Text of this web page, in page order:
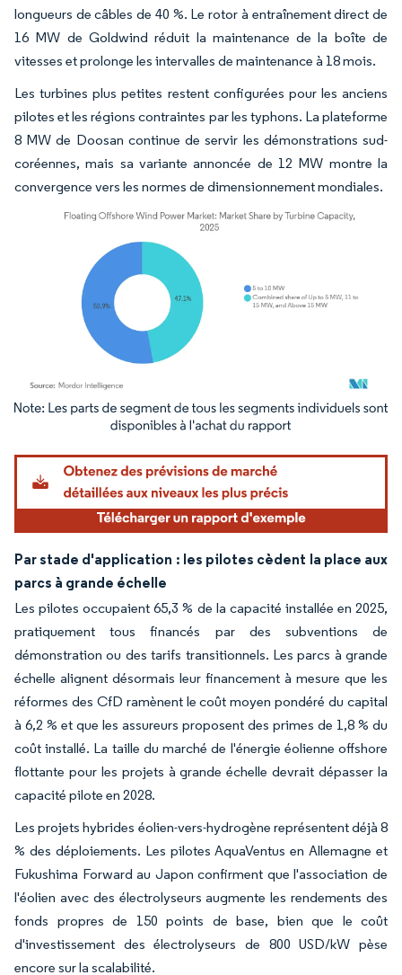
longueurs de câbles de 40 %. Le rotor à entraînement direct de
16 MW de Goldwind réduit la maintenance de la boîte de
vitesses et prolonge les intervalles de maintenance à 18 mois.
Les turbines plus petites restent configurées pour les anciens
pilotes et les régions contraintes par les typhons. La plateforme
8 MW de Doosan continue de servir les démonstrations sud-
coréennes, mais sa variante annoncée de 12 MW montre la
convergence vers les normes de dimensionnement mondiales.
Image © Mordor Intelligence. La réutilisation nécessite une attribution sous CC BY
Par stade d'application : les pilotes cèdent la place aux
parcs à grande échelle
Les pilotes occupaient 65,3 % de la capacité installée en 2025,
pratiquement tous financés par des subventions de
démonstration ou des tarifs transitionnels. Les parcs à grande
échelle alignent désormais leur financement à mesure que les
réformes des CfD ramènent le coût moyen pondéré du capital
à 6,2 % et que les assureurs proposent des primes de 1,8 % du
coût installé. La taille du marché de l'énergie éolienne offshore
flottante pour les projets à grande échelle devrait dépasser la
capacité pilote en 2028.
Les projets hybrides éolien-vers-hydrogène représentent déjà 8
% des déploiements. Les pilotes AquaVentus en Allemagne et
Fukushima Forward au Japon confirment que l'association de
l'éolien avec des électrolyseurs augmente les rendements des
fonds propres de 150 points de base, bien que le coût
d'investissement des électrolyseurs de 800 USD/kW pèse
encore sur la scalabilité.